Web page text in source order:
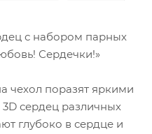
с набором парных
Сердечки!»
чехол поразят яркими
сердец различных
глубоко в сердце и